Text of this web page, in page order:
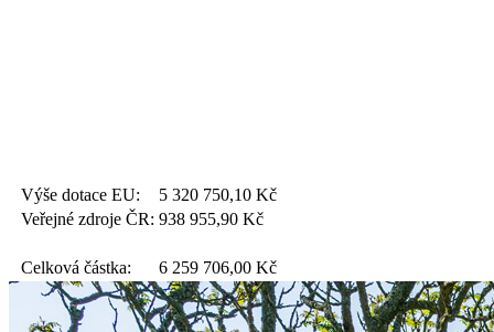
Výše dotace EU: 5 320 750,10 Kč
Veřejné zdroje ČR: 938 955,90 Kč
Celková částka: 6 259 706,00 Kč